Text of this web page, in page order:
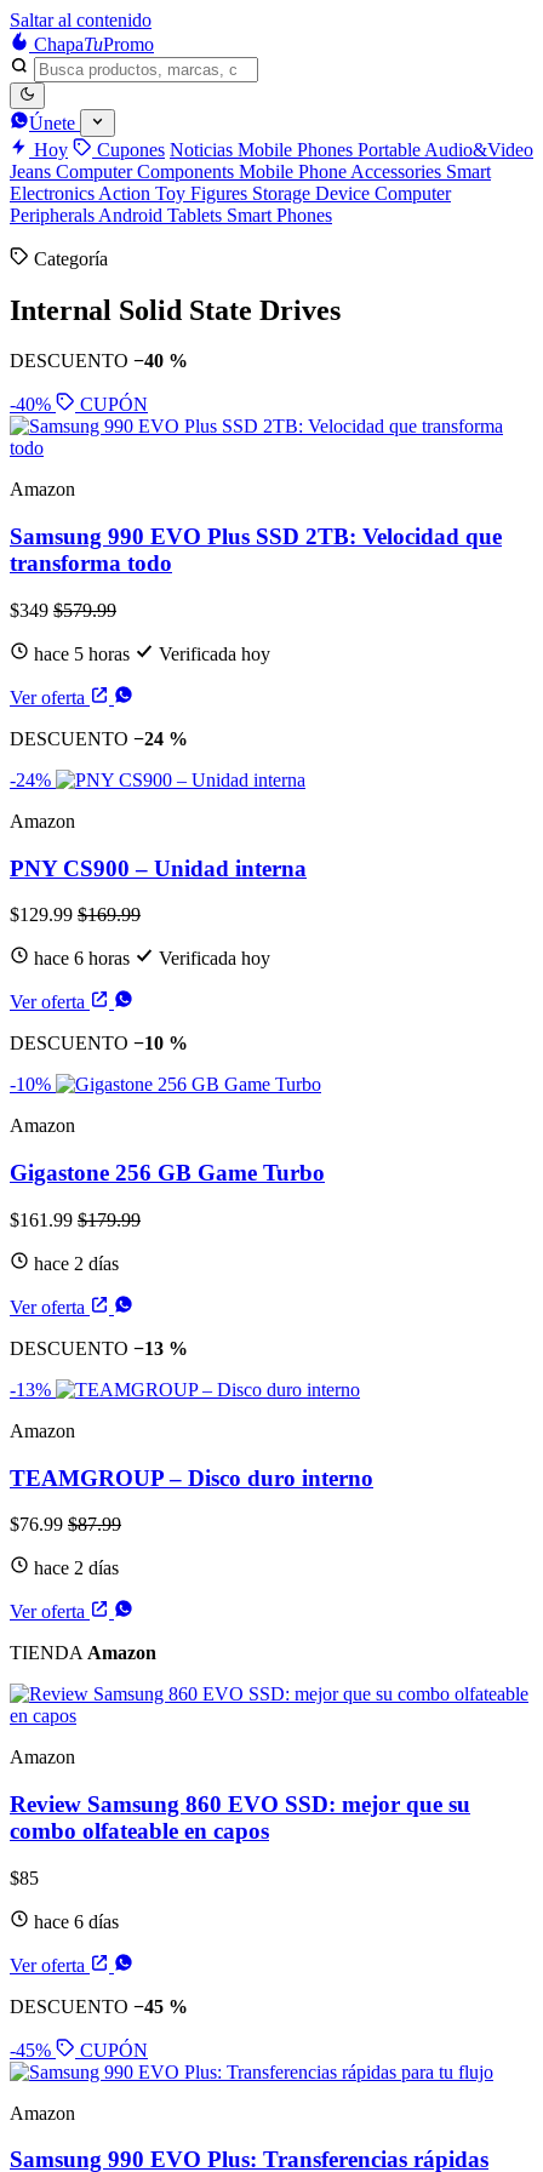
Saltar al contenido
ChapaTuPromo
Únete
Hoy
Cupones Noticias Mobile Phones Portable Audio&Video
Jeans Computer Components Mobile Phone Accessories Smart
Electronics Action Toy Figures Storage Device Computer
Peripherals Android Tablets Smart Phones
Categoría
Internal Solid State Drives
DESCUENTO −40 %
-40% CUPÓN
Amazon
Samsung 990 EVO Plus SSD 2TB: Velocidad que
transforma todo
$349 $579.99
hace 5 horas Verificada hoy
Ver oferta
DESCUENTO −24 %
-24%
Amazon
PNY CS900 – Unidad interna
$129.99 $169.99
hace 6 horas Verificada hoy
Ver oferta
DESCUENTO −10 %
-10%
Amazon
Gigastone 256 GB Game Turbo
$161.99 $179.99
hace 2 días
Ver oferta
DESCUENTO −13 %
-13%
Amazon
TEAMGROUP – Disco duro interno
$76.99 $87.99
hace 2 días
Ver oferta
TIENDA Amazon
Amazon
Review Samsung 860 EVO SSD: mejor que su
combo olfateable en capos
$85
hace 6 días
Ver oferta
DESCUENTO −45 %
-45% CUPÓN
Amazon
Samsung 990 EVO Plus: Transferencias rápidas